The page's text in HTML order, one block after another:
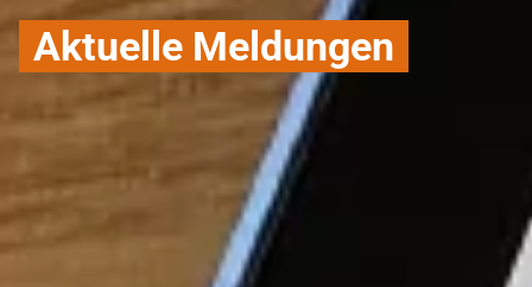
Aktuelle Meldungen